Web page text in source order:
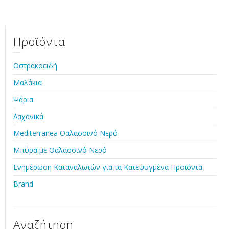
Προϊόντα
Οστρακοειδή
Μαλάκια
Ψάρια
Λαχανικά
Mediterranea Θαλασσινό Νερό
Μπύρα με Θαλασσινό Νερό
Ενημέρωση Καταναλωτών για τα Κατεψυγμένα Προϊόντα
Brand
Αναζήτηση